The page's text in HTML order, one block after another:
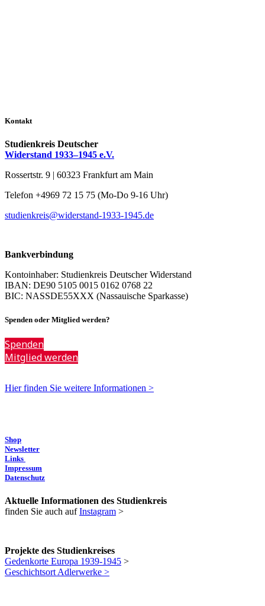
Kontakt
Studienkreis Deutscher
Widerstand 1933–1945 e.V.
Rossertstr. 9 | 60323 Frankfurt am Main
Telefon +4969 72 15 75 (Mo-Do 9-16 Uhr)
studienkreis@widerstand-1933-1945.de
Bankverbindung
Kontoinhaber: Studienkreis Deutscher Widerstand
IBAN: DE90 5105 0015 0162 0768 22
BIC: NASSDE55XXX (Nassauische Sparkasse)
Spenden oder Mitglied werden?
Spenden
Mitglied werden
Hier finden Sie weitere Informationen >
Shop
Newsletter
Links
Impressum
Datenschutz
Aktuelle Informationen des Studienkreis
finden Sie auch aufInstagram >
Projekte des Studienkreises
Gedenkorte Europa 1939-1945 >
Geschichtsort Adlerwerke >